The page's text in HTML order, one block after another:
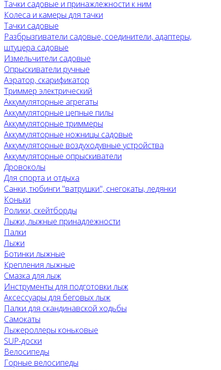
Тачки садовые и принажлежности к ним
Колеса и камеры для тачки
Тачки садовые
Разбрызгиватели садовые, соединители, адаптеры,
штуцера садовые
Измельчители садовые
Опрыскиватели ручные
Аэратор, скарификатор
Триммер электрический
Аккумуляторные агрегаты
Аккумуляторные цепные пилы
Аккумуляторные триммеры
Аккумуляторные ножницы садовые
Аккумуляторные воздуходувные устройства
Аккумуляторные опрыскиватели
Дровоколы
Для спорта и отдыха
Санки, тюбинги "ватрушки", снегокаты, ледянки
Коньки
Ролики, скейтборды
Лыжи, лыжные принадлежности
Палки
Лыжи
Ботинки лыжные
Крепления лыжные
Смазка для лыж
Инструменты для подготовки лыж
Аксессуары для беговых лыж
Палки для скандинавской ходьбы
Самокаты
Лыжероллеры коньковые
SUP-доски
Велосипеды
Горные велосипеды